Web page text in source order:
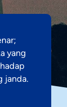
yang
janda.